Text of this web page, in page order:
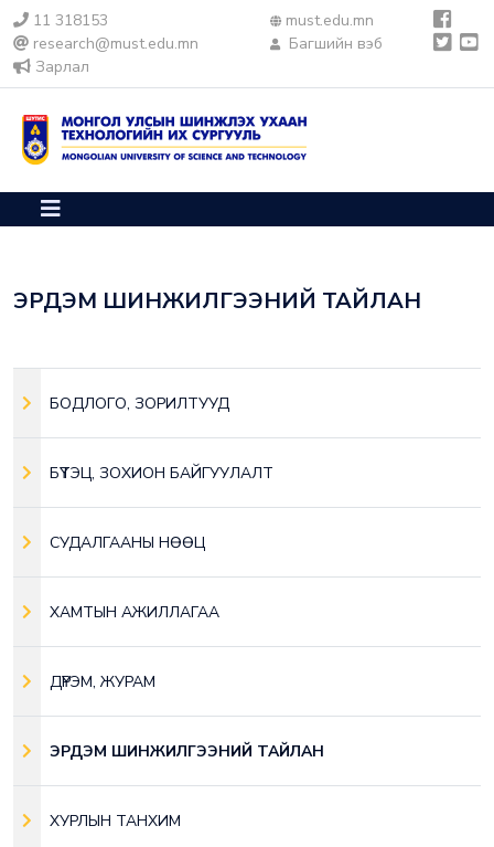
11 318153
research@must.edu.mn
Зарлал
must.edu.mn
Багшийн вэб
ЭРДЭМ ШИНЖИЛГЭЭНИЙ ТАЙЛАН
БОДЛОГО, ЗОРИЛТУУД
БҮТЭЦ, ЗОХИОН БАЙГУУЛАЛТ
СУДАЛГААНЫ НӨӨЦ
ХАМТЫН АЖИЛЛАГАА
ДҮРЭМ, ЖУРАМ
ЭРДЭМ ШИНЖИЛГЭЭНИЙ ТАЙЛАН
ХУРЛЫН ТАНХИМ